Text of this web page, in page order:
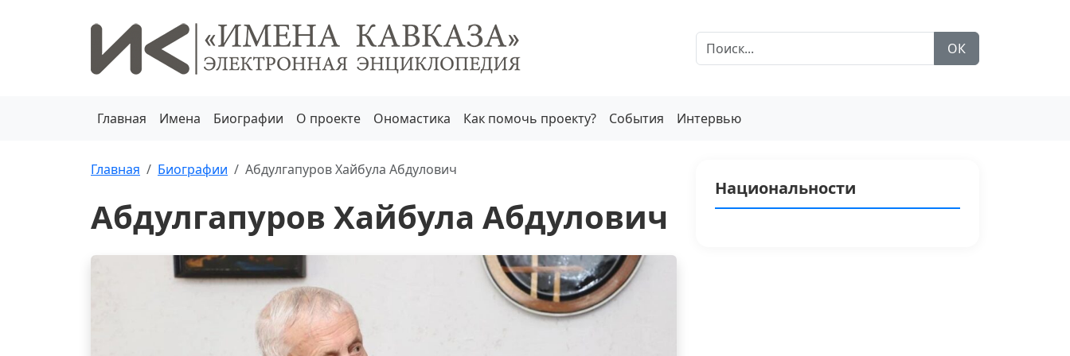
ОК
Главная Имена Биографии О проекте Ономастика Как помочь проекту? События Интервью
Главная Биографии Абдулгапуров Хайбула Абдулович
Абдулгапуров Хайбула Абдулович
Национальности